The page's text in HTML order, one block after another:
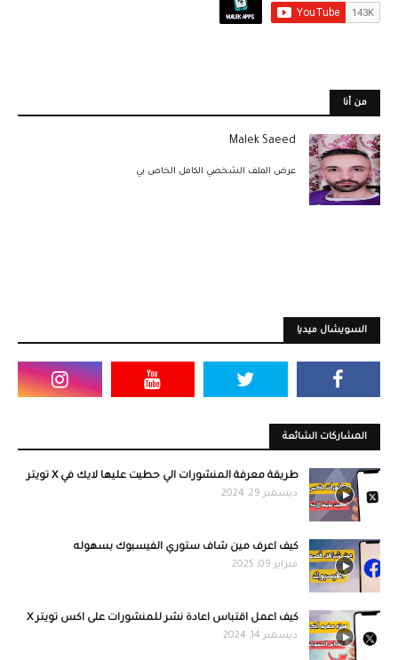
من أنا
Malek Saeed
عرض الملف الشخصي الكامل الخاص بي
السويشال ميديا
المشاركات الشائعة
طريقة معرفة المنشورات الي حطيت عليها لايك في X تويتر
ديسمبر 29, 2024
كيف اعرف مين شاف ستوري الفيسبوك بسهوله
فبراير 09, 2025
كيف اعمل اقتباس اعادة نشر للمنشورات على اكس تويتر X
ديسمبر 14, 2024